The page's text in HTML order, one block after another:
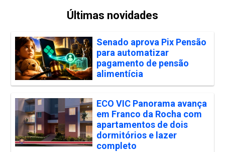
Últimas novidades
Senado aprova Pix Pensão
para automatizar
pagamento de pensão
alimentícia
ECO VIC Panorama avança
em Franco da Rocha com
apartamentos de dois
dormitórios e lazer
completo